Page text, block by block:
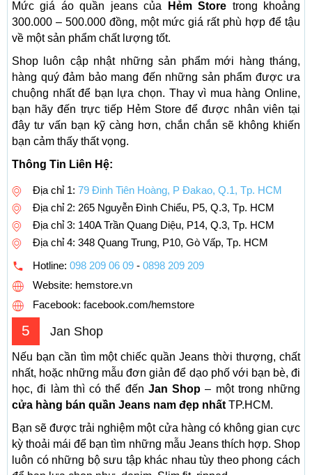
Mức giá áo quần jeans của
Hẻm Store trong khoảng
300.000 – 500.000 đồng, một mức giá rất phù hợp để tậu
về một sản phẩm chất lượng tốt.
Shop luôn cập nhật những sản phẩm mới hàng tháng,
hàng quý đảm bảo mang đến những sản phẩm được ưa
chuộng nhất để bạn lựa chọn. Thay vì mua hàng Online,
bạn hãy đến trực tiếp Hẻm Store để được nhân viên tại
đây tư vấn bạn kỹ càng hơn, chắn chắn sẽ không khiến
bạn cảm thấy thất vọng.
Thông Tin Liên Hệ:
Địa chỉ 1: 79 Đinh Tiên Hoàng, P Đakao, Q.1, Tp. HCM
Địa chỉ 2: 265 Nguyễn Đình Chiểu, P5, Q.3, Tp. HCM
Địa chỉ 3: 140A Trần Quang Diệu, P14, Q.3, Tp. HCM
Địa chỉ 4: 348 Quang Trung, P10, Gò Vấp, Tp. HCM
Hotline: 098 209 06 09 - 0898 209 209
Website: hemstore.vn
Facebook: facebook.com/hemstore
5 Jan Shop
Nếu bạn cần tìm một chiếc quần Jeans thời thượng, chất
nhất, hoặc những mẫu đơn giản để dạo phố với bạn bè, đi
học, đi làm thì có thể đến Jan Shop – một trong những
cửa hàng bán quần Jeans nam đẹp nhất TP.HCM.
Bạn sẽ được trải nghiệm một cửa hàng có không gian cực
kỳ thoải mái để bạn tìm những mẫu Jeans thích hợp. Shop
luôn có những bộ sưu tập khác nhau tùy theo phong cách